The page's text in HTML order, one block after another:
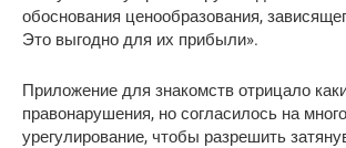
обоснования ценообразования,
Это выгодно для их прибыли».
Приложение для знакомств отрицало
правонарушения, но согласилось на
урегулирование, чтобы разрешить